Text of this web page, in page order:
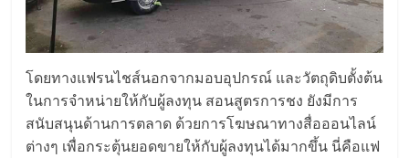
หน้า
บ้าน
ลงทุน
น้อย
คืน
ทุน
ไว,
โดยทางแฟรนไชส์นอกจากมอบอุปกรณ์ และวัตถุดิบตั้งต้น
ในการจำหน่ายให้กับผู้ลงทุน สอนสูตรการชง ยังมีการ
สนับสนุนด้านการตลาด ด้วยการโฆษณาทางสื่อออนไลน์
ต่างๆ เพื่อกระตุ้นยอดขายให้กับผู้ลงทุนได้มากขึ้น นี่คือแฟ